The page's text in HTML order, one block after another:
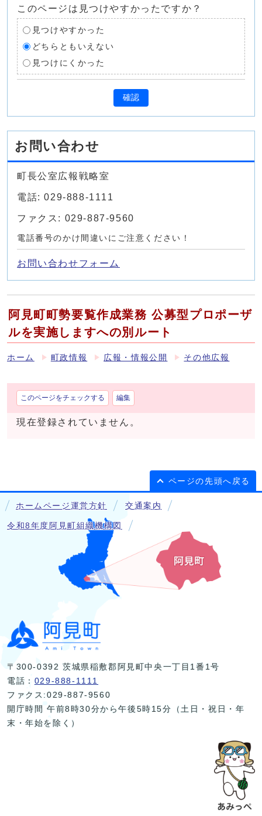
このページは見つけやすかったですか？
見つけやすかった
どちらともいえない
見つけにくかった
確認
お問い合わせ
町長公室広報戦略室
電話: 029-888-1111
ファクス: 029-887-9560
電話番号のかけ間違いにご注意ください！
お問い合わせフォーム
阿見町町勢要覧作成業務 公募型プロポーザ
ルを実施しますへの別ルート
ホーム 町政情報 広報・情報公開 その他広報
このページをチェックする 編集
現在登録されていません。
ページの先頭へ戻る
ホームページ運営方針 交通案内
令和8年度阿見町組織機構図
〒300-0392 茨城県稲敷郡阿見町中央一丁目1番1号
電話： 029-888-1111
ファクス:029-887-9560
開庁時間 午前8時30分から午後5時15分（土日・祝日・年
末・年始を除く）